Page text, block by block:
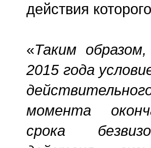
действия
«Таким
2015 года
момента
срока